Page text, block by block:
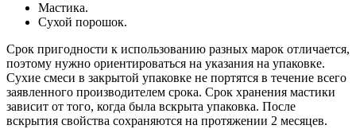
Мастика.
Сухой порошок.
Срок пригодности к использованию разных марок отличается,
поэтому нужно ориентироваться на указания на упаковке.
Сухие смеси в закрытой упаковке не портятся в течение всего
заявленного производителем срока. Срок хранения мастики
зависит от того, когда была вскрыта упаковка. После
вскрытия свойства сохраняются на протяжении 2 месяцев.